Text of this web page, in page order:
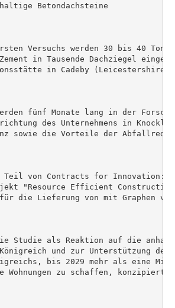
Betondachsteine
Versuchs werden 30 bis 40
in Tausende Dachziegel
in Cadeby
fünf Monate lang in der
des Unternehmens in
sowie die Vorteile der
Teil von Contracts for Innovation:
"Resource Efficient
die Lieferung von mit Graphen
Studie als Reaktion auf die
und zur Unterstützung des
bis 2029 mehr als eine
Wohnungen zu schaffen, konzipiert.